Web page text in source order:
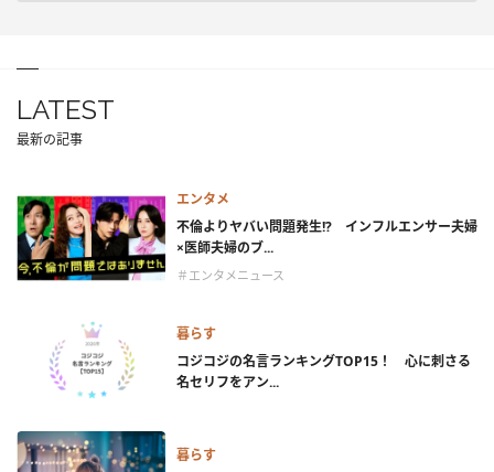
LATEST
最新の記事
エンタメ
不倫よりヤバい問題発生!? インフルエンサー夫婦
×医師夫婦のブ...
＃エンタメニュース
暮らす
コジコジの名言ランキングTOP15！ 心に刺さる
名セリフをアン...
暮らす